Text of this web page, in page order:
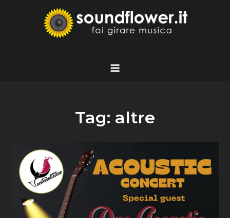
Soundflower.it
Fai Girare Musica
Tag: altre